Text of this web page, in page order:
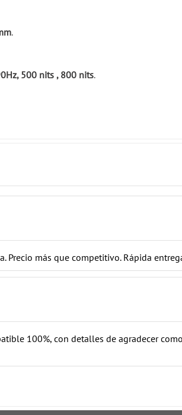
.
500 nits , 800 nits.
Precio más que competitivo. Rápida
100%, con detalles de agradecer